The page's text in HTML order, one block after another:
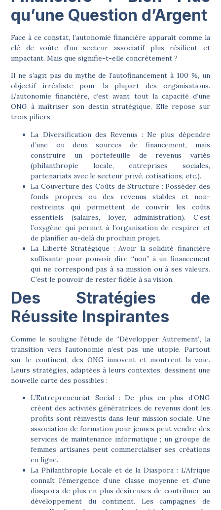
qu’une Question d’Argent
Face à ce constat, l’autonomie financière apparaît comme la
clé de voûte d’un secteur associatif plus résilient et
impactant. Mais que signifie-t-elle concrètement ?
Il ne s’agit pas du mythe de l’autofinancement à 100 %, un
objectif irréaliste pour la plupart des organisations.
L’autonomie financière, c’est avant tout la capacité d’une
ONG à maîtriser son destin stratégique. Elle repose sur
trois piliers :
La Diversification des Revenus : Ne plus dépendre
d’une ou deux sources de financement, mais
construire un portefeuille de revenus variés
(philanthropie locale, entreprises sociales,
partenariats avec le secteur privé, cotisations, etc.).
La Couverture des Coûts de Structure : Posséder des
fonds propres ou des revenus stables et non-
restreints qui permettent de couvrir les coûts
essentiels (salaires, loyer, administration). C’est
l’oxygène qui permet à l’organisation de respirer et
de planifier au-delà du prochain projet.
La Liberté Stratégique : Avoir la solidité financière
suffisante pour pouvoir dire “non” à un financement
qui ne correspond pas à sa mission ou à ses valeurs.
C’est le pouvoir de rester fidèle à sa vision.
Des Stratégies de
Réussite Inspirantes
Comme le souligne l’étude de “Développer Autrement”, la
transition vers l’autonomie n’est pas une utopie. Partout
sur le continent, des ONG innovent et montrent la voie.
Leurs stratégies, adaptées à leurs contextes, dessinent une
nouvelle carte des possibles :
L’Entrepreneuriat Social : De plus en plus d’ONG
créent des activités génératrices de revenus dont les
profits sont réinvestis dans leur mission sociale. Une
association de formation pour jeunes peut vendre des
services de maintenance informatique ; un groupe de
femmes artisanes peut commercialiser ses créations
en ligne.
La Philanthropie Locale et de la Diaspora : L’Afrique
connaît l’émergence d’une classe moyenne et d’une
diaspora de plus en plus désireuses de contribuer au
développement du continent. Les campagnes de